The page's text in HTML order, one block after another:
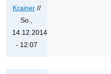
Krainer//
So.,
14.12.2014
- 12:07